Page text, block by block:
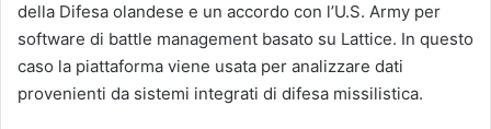
della Difesa olandese e un accordo con l’U.S. Army per
software di battle management basato su Lattice. In questo
caso la piattaforma viene usata per analizzare dati
provenienti da sistemi integrati di difesa missilistica.